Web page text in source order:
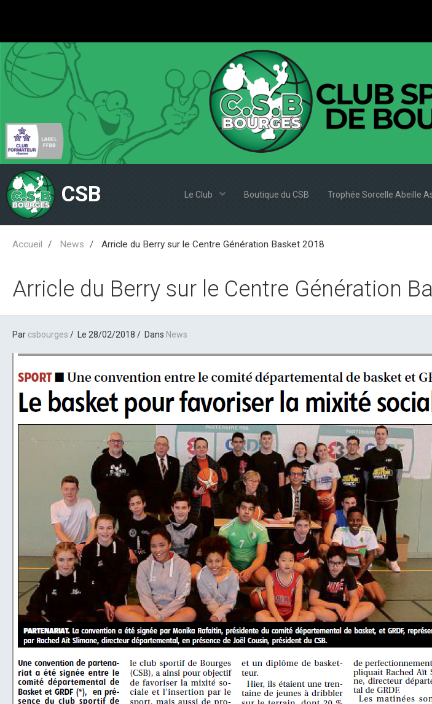
CSB Le Club Boutique du CSB Trophée Sorcelle Abeille
Accueil News Arricle du Berry sur le Centre Génération Basket 2018
Arricle du Berry sur le Centre Génération
Par csbourges Le 28/02/2018 Dans News